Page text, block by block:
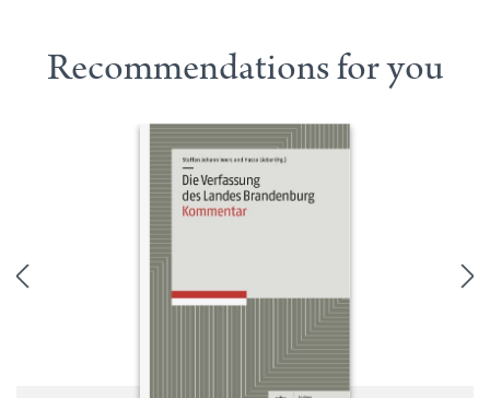
Recommendations for you